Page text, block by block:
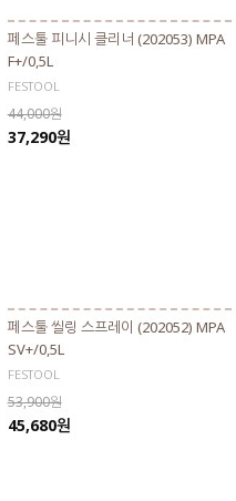
페스툴 피니시 클리너 (202053) MPA
F+/0,5L
FESTOOL
44,000원
37,290원
페스툴 씰링 스프레이 (202052) MPA
SV+/0,5L
FESTOOL
53,900원
45,680원